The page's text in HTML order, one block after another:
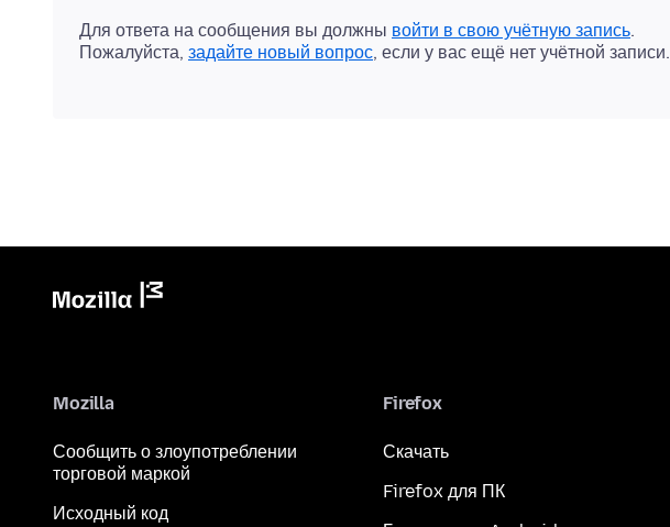
Для ответа на сообщения вы должны войти в свою учётную запись.
Пожалуйста, задайте новый вопрос, если у вас ещё нет учётной записи.
Mozilla
Сообщить о злоупотреблении
торговой маркой
Исходный код
Firefox
Скачать
Firefox для ПК